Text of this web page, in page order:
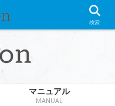
ーマ
マニュアル
MANUAL
検索